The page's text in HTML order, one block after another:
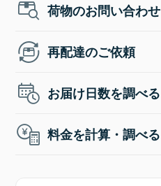
荷物のお問い合わせ
再配達のご依頼
お届け日数を調べる
料金を計算・調べる